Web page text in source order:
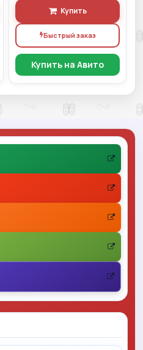
Купить
Быстрый заказ
Купить на Авито